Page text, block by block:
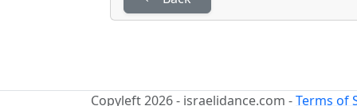
Copyleft 2026 - israelidance.com -Terms of